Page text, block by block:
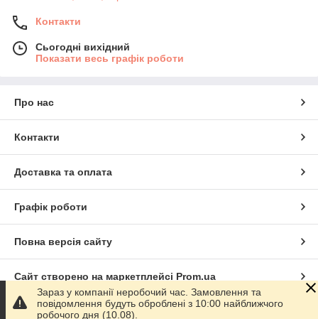
Контакти
Сьогодні вихідний
Показати весь графік роботи
Про нас
Контакти
Доставка та оплата
Графік роботи
Повна версія сайту
Сайт створено на маркетплейсі Prom.ua
Політика конфіденційності
Зараз у компанії неробочий час. Замовлення та
повідомлення будуть оброблені з 10:00 найближчого
робочого дня (10.08).